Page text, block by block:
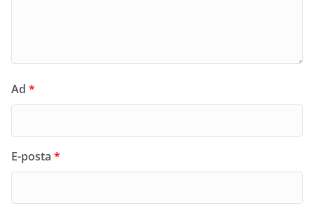
Ad *
E-posta *